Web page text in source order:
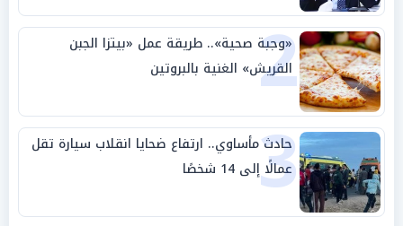
2
«وجبة صحية».. طريقة عمل «بيتزا الجبن
القريش» الغنية بالبروتين
3
حادث مأساوي.. ارتفاع ضحايا انقلاب سيارة تقل
عمالًا إلى 14 شخصًا